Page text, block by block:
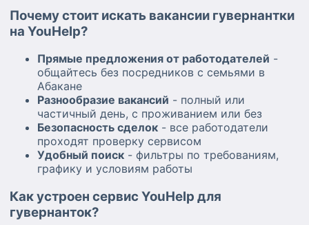
Почему стоит искать вакансии гувернантки
на YouHelp?
Прямые предложения от работодателей -
общайтесь без посредников с семьями в
Абакане
Разнообразие вакансий - полный или
частичный день, с проживанием или без
Безопасность сделок - все работодатели
проходят проверку сервисом
Удобный поиск - фильтры по требованиям,
графику и условиям работы
Как устроен сервис YouHelp для
гувернанток?